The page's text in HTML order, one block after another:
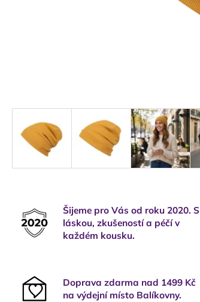
Šijeme pro Vás od roku 2020. S
láskou, zkušeností a péčí v
každém kousku.
Doprava zdarma nad 1499 Kč
na výdejní místo Balíkovny.